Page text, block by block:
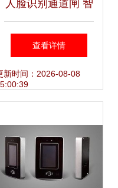
人脸识别通道闸 智
能便捷，安全升维
的通行新体验
查看详情
新时间：2026-08-08